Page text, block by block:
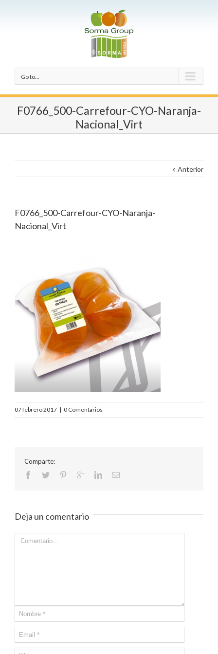
Go to...
F0766_500-Carrefour-CYO-Naranja-
Nacional_Virt
Anterior
F0766_500-Carrefour-CYO-Naranja-
Nacional_Virt
07 febrero 2017 | 0 Comentarios
Comparte:
Deja un comentario